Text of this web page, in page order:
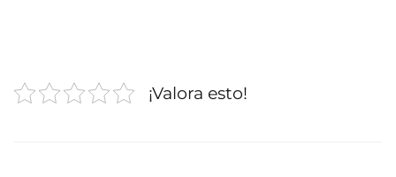
¡Valora esto!